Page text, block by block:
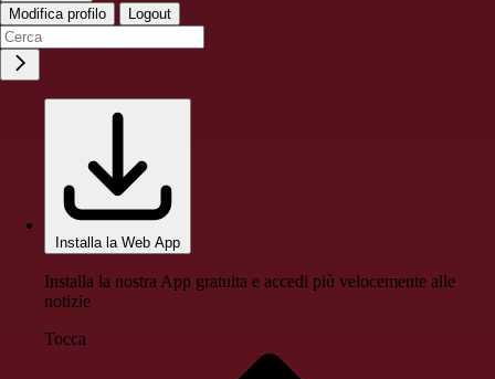
Modifica profilo Logout
Installa la Web App
Installa la nostra App gratuita e accedi più velocemente alle
notizie
Tocca